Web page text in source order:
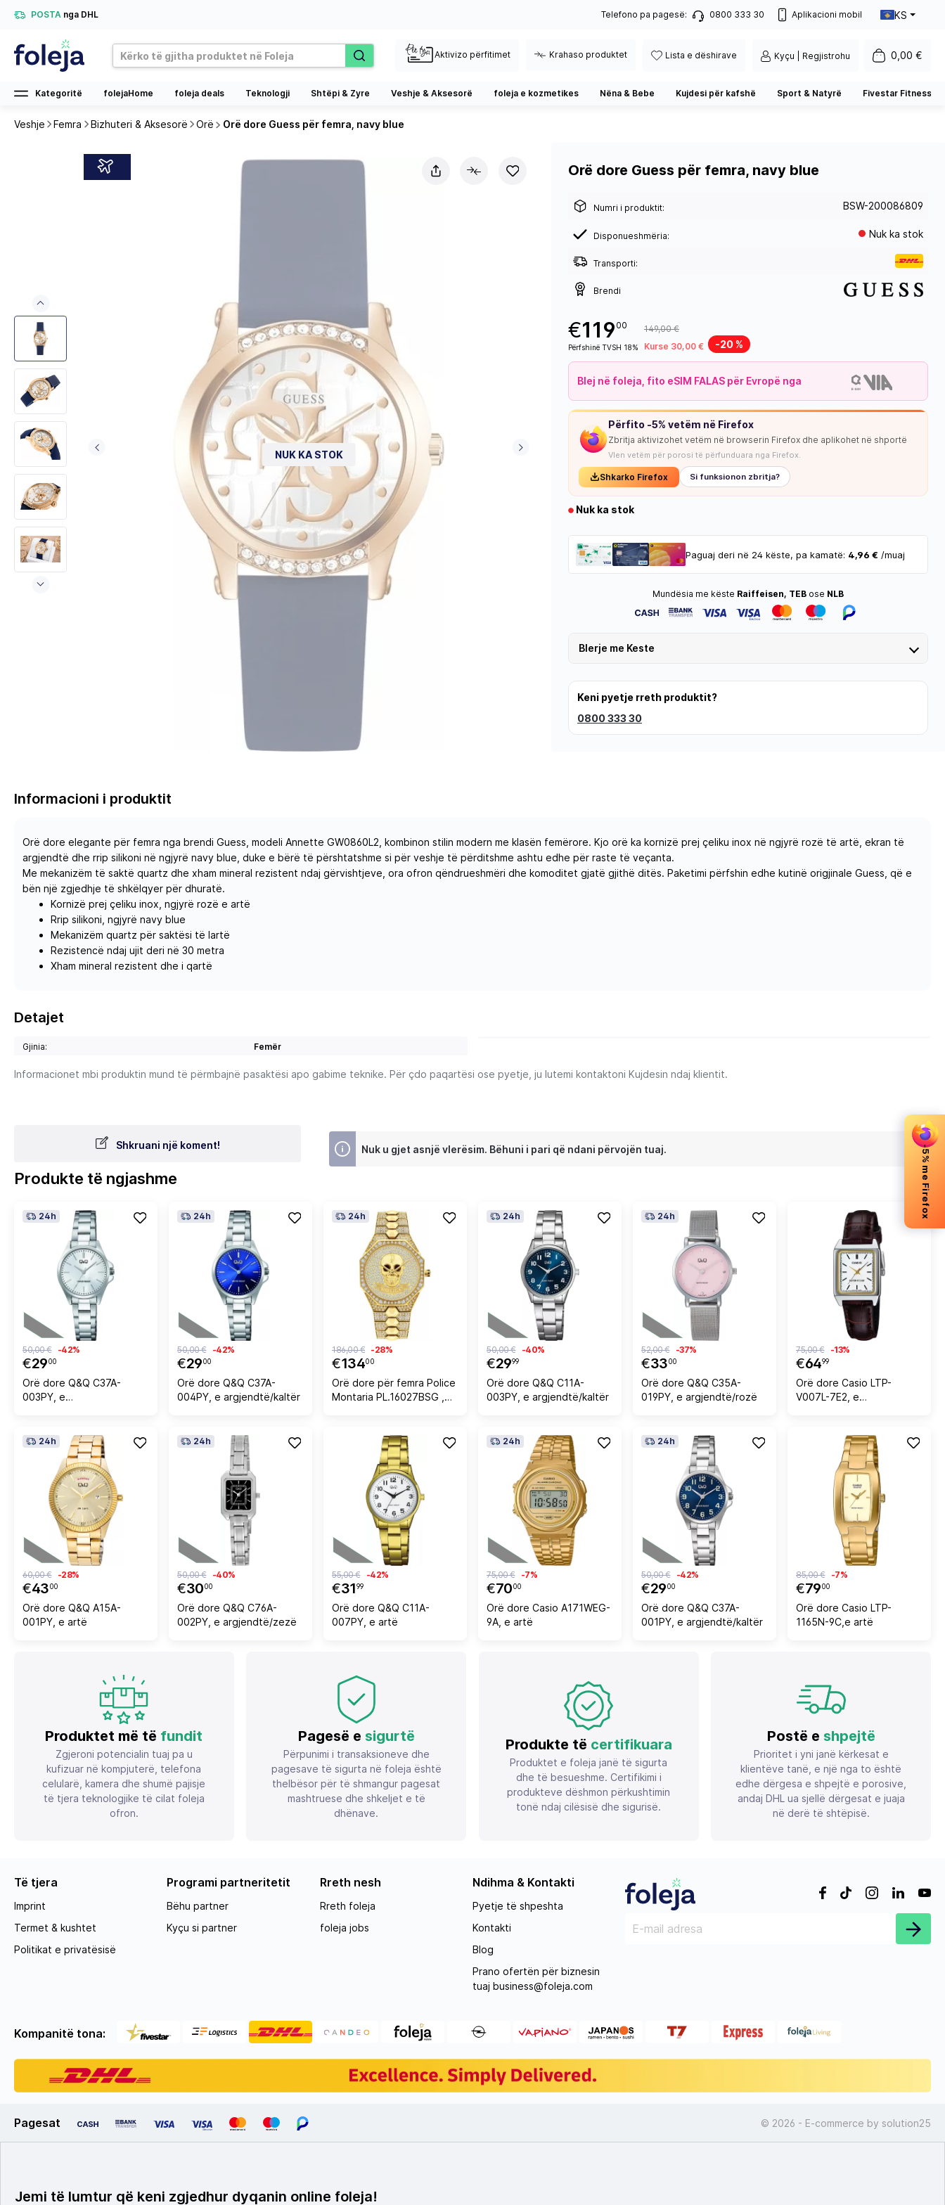
POSTA nga DHL Telefono pa pagesë: 0800 333 30 Aplikacioni mobil KS
Aktivizo përfitimet Krahaso produktet Lista e dëshirave Kyçu | Regjistrohu 0,00 €
Kategoritë folejaHome foleja deals Teknologji Shtëpi & Zyre Veshje & Aksesorë foleja e kozmetikes Nëna & Bebe Kujdesi për kafshë Sport & Natyrë Fivestar Fitness
Veshje Femra Bizhuteri & Aksesorë Orë Orë dore Guess për femra, navy blue
NUK KA STOK NUK KA STOK
Orë dore Guess për femra, navy blue
Numri i produktit: BSW-200086809
Disponueshmëria: Nuk ka stok
Transporti:
Brendi
€119 00
Përfshinë TVSH 18%
149,00 €
Kurse 30,00 €
-20 %
Blej në foleja, fito eSIM FALAS për Evropë nga
Përfito -5% vetëm në Firefox
Zbritja aktivizohet vetëm në browserin Firefox dhe aplikohet në shportë
Vlen vetëm për porosi të përfunduara nga Firefox.
Shkarko Firefox Si funksionon zbritja?
Nuk ka stok
Paguaj deri në 24 këste, pa kamatë: 4,96 € /muaj
-5% me Firefox
Mundësia me këste Raiffeisen, TEB ose NLB
Blerje me Keste
Keni pyetje rreth produktit?
0800 333 30
Informacioni i produktit
Orë dore elegante për femra nga brendi Guess, modeli Annette GW0860L2, kombinon stilin modern me klasën femërore. Kjo orë ka kornizë prej çeliku inox në ngjyrë rozë të artë, ekran të
argjendtë dhe rrip silikoni në ngjyrë navy blue, duke e bërë të përshtatshme si për veshje të përditshme ashtu edhe për raste të veçanta.
Me mekanizëm të saktë quartz dhe xham mineral rezistent ndaj gërvishtjeve, ora ofron qëndrueshmëri dhe komoditet gjatë gjithë ditës. Paketimi përfshin edhe kutinë origjinale Guess, që e
bën një zgjedhje të shkëlqyer për dhuratë.
Kornizë prej çeliku inox, ngjyrë rozë e artë
Rrip silikoni, ngjyrë navy blue
Mekanizëm quartz për saktësi të lartë
Rezistencë ndaj ujit deri në 30 metra
Xham mineral rezistent dhe i qartë
Detajet
Gjinia: Femër
Informacionet mbi produktin mund të përmbajnë pasaktësi apo gabime teknike. Për çdo paqartësi ose pyetje, ju lutemi kontaktoni Kujdesin ndaj klientit.
Shkruani një koment! Nuk u gjet asnjë vlerësim. Bëhuni i pari që ndani përvojën tuaj.
Produkte të ngjashme
24h
€2900
50,00 € -42%
Orë dore Q&Q C37A-
003PY, e
24h
€2900
50,00 € -42%
Orë dore Q&Q C37A-
004PY, e argjendtë/kaltër
24h
€13400
186,00 € -28%
Orë dore për femra Police
Montaria PL.16027BSG ,
24h
€2999
50,00 € -40%
Orë dore Q&Q C11A-
003PY, e argjendtë/kaltër
24h
€3300
52,00 € -37%
Orë dore Q&Q C35A-
019PY, e argjendtë/rozë
€6499
75,00 € -13%
Orë dore Casio LTP-
V007L-7E2, e
24h
€4300
60,00 € -28%
Orë dore Q&Q A15A-
001PY, e artë
24h
€3000
50,00 € -40%
Orë dore Q&Q C76A-
002PY, e argjendtë/zezë
€3199
55,00 € -42%
Orë dore Q&Q C11A-
007PY, e artë
24h
€7000
75,00 € -7%
Orë dore Casio A171WEG-
9A, e artë
24h
€2900
50,00 € -42%
Orë dore Q&Q C37A-
001PY, e argjendtë/kaltër
€7900
85,00 € -7%
Orë dore Casio LTP-
1165N-9C,e artë
Produktet më të fundit
Zgjeroni potencialin tuaj pa u
kufizuar në kompjuterë, telefona
celularë, kamera dhe shumë pajisje
të tjera teknologjike të cilat foleja
ofron.
Pagesë e sigurtë
Përpunimi i transaksioneve dhe
pagesave të sigurta në foleja është
thelbësor për të shmangur pagesat
mashtruese dhe shkeljet e të
dhënave.
Produkte të certifikuara
Produktet e foleja janë të sigurta
dhe të besueshme. Certifikimi i
produkteve dëshmon përkushtimin
tonë ndaj cilësisë dhe sigurisë.
Postë e shpejtë
Prioritet i yni janë kërkesat e
klientëve tanë, e një nga to është
edhe dërgesa e shpejtë e porosive,
andaj DHL ua sjellë dërgesat e juaja
në derë të shtëpisë.
Të tjera
Imprint
Termet & kushtet
Politikat e privatësisë
Programi partneritetit
Bëhu partner
Kyçu si partner
Rreth nesh
Rreth foleja
foleja jobs
Ndihma & Kontakti
Pyetje të shpeshta
Kontakti
Blog
Prano ofertën për biznesin
tuaj business@foleja.com
Kompanitë tona:
Pagesat © 2026 - E-commerce by solution25
Jemi të lumtur që keni zgjedhur dyqanin online foleja!